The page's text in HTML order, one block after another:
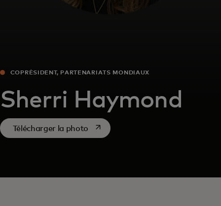
COPRÉSIDENT, PARTENARIATS MONDIAUX
Sherri Haymond
Télécharger la photo s’ouvre dans un nouvel onglet